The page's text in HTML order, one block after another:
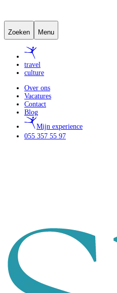
Zoeken Menu
travel
culture
Over ons
Vacatures
Contact
Blog
Mijn experience
055 357 55 97